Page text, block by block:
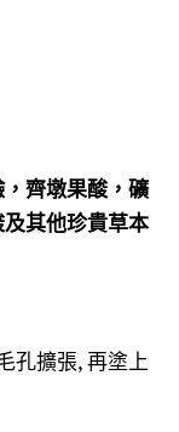
齊墩果酸，礦
其他珍貴草本
孔擴張, 再塗上